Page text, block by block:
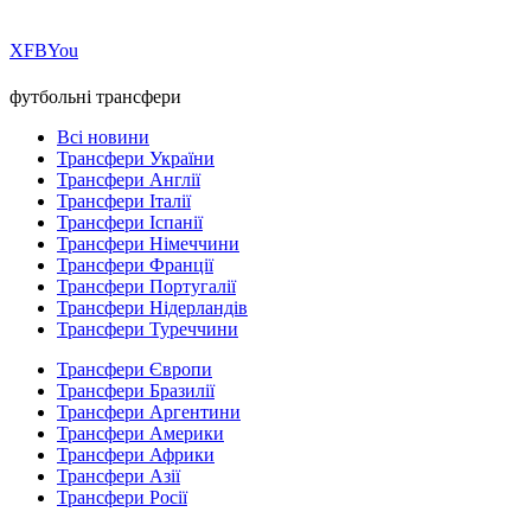
ХFBYou
футбольні трансфери
Всі новини
Трансфери України
Трансфери Англії
Трансфери Італії
Трансфери Іспанії
Трансфери Німеччини
Трансфери Франції
Трансфери Португалії
Трансфери Нідерландів
Трансфери Туреччини
Трансфери Європи
Трансфери Бразилії
Трансфери Аргентини
Трансфери Америки
Трансфери Африки
Трансфери Азії
Трансфери Росії